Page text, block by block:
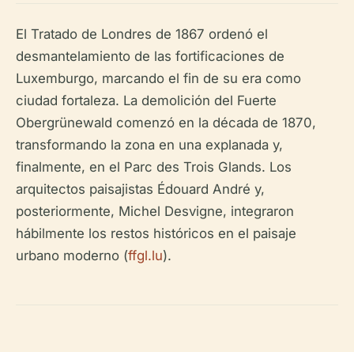
El Tratado de Londres de 1867 ordenó el
desmantelamiento de las fortificaciones de
Luxemburgo, marcando el fin de su era como
ciudad fortaleza. La demolición del Fuerte
Obergrünewald comenzó en la década de 1870,
transformando la zona en una explanada y,
finalmente, en el Parc des Trois Glands. Los
arquitectos paisajistas Édouard André y,
posteriormente, Michel Desvigne, integraron
hábilmente los restos históricos en el paisaje
urbano moderno (ffgl.lu).